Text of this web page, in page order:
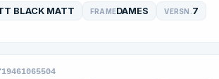
BLACK MATT FRAMEDAMES VERSN. 7